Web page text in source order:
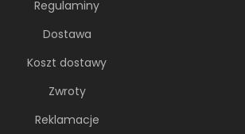
Regulaminy
Dostawa
Koszt dostawy
Zwroty
Reklamacje